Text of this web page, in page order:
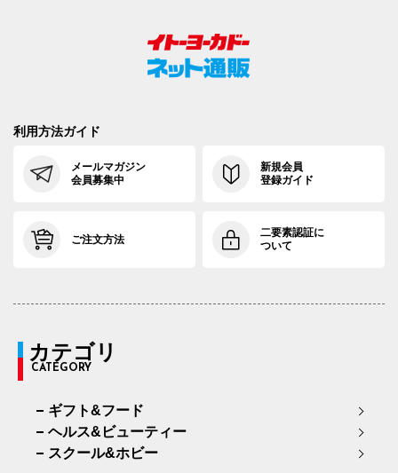
利用方法ガイド
メールマガジン
会員募集中
新規会員
登録ガイド
ご注文方法
二要素認証に
ついて
カテゴリ
CATEGORY
ギフト&フード
ヘルス&ビューティー
スクール&ホビー